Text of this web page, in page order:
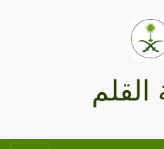
القلم